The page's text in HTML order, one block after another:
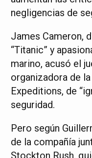
negligencias de
James Cameron,
“Titanic” y
marino, acusó el
organizadora de
Expeditions, de
seguridad.
Pero según
de la compañía
Stockton Rush,